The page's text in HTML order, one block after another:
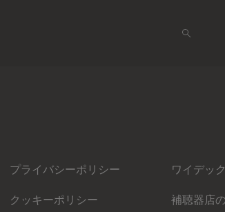
プライバシーポリシー
クッキーポリシー
ワイデッ
補聴器店